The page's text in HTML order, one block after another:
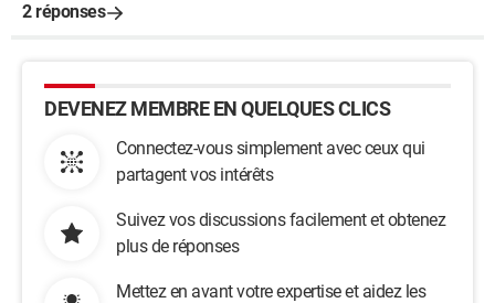
2 réponses
DEVENEZ MEMBRE EN QUELQUES CLICS
Connectez-vous simplement avec ceux qui
partagent vos intérêts
Suivez vos discussions facilement et obtenez
plus de réponses
Mettez en avant votre expertise et aidez les